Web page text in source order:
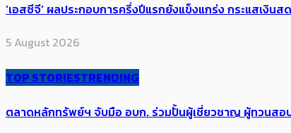
‘เอสซีจี’ ผลประกอบการครึ่งปีแรกยังแข็งแกร่ง กระแสเงิ
5 August 2026
TOP STORIESTRENDING
ตลาดหลักทรัพย์ฯ จับมือ อบก. ร่วมปั้นผู้เชี่ยวชาญ ผู้ทวนส